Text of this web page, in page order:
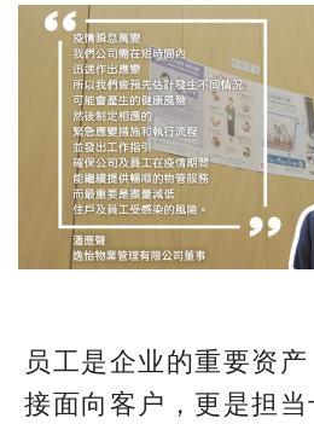
员工是企业的重要资
接面向客户，更是担